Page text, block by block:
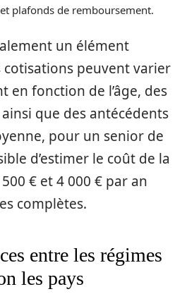
plafonds de remboursement.
un élément
peuvent varier
en fonction de l’âge, des
que des antécédents
pour un senior de
d’estimer le coût de la
€ et 4 000 € par an
complètes.
entre les régimes
les pays